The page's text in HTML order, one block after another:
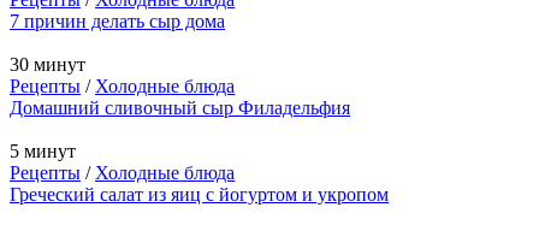
7 причин делать сыр дома
30 минут
Рецепты / Холодные блюда
Домашний сливочный сыр Филадельфия
5 минут
Рецепты / Холодные блюда
Греческий салат из яиц с йогуртом и укропом